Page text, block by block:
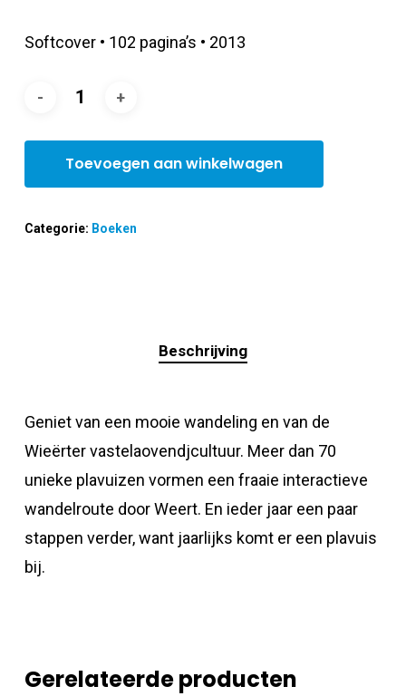
Softcover • 102 pagina’s • 2013
Toevoegen aan winkelwagen
Categorie: Boeken
Beschrijving
Geniet van een mooie wandeling en van de
Wieërter vastelaovendjcultuur. Meer dan 70
unieke plavuizen vormen een fraaie interactieve
wandelroute door Weert. En ieder jaar een paar
stappen verder, want jaarlijks komt er een plavuis
bij.
Gerelateerde producten